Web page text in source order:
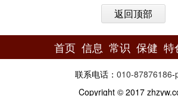
返回顶部
首页 信息 常识 保健 特
联系电话： 010-87876186-
Copyright © 2017